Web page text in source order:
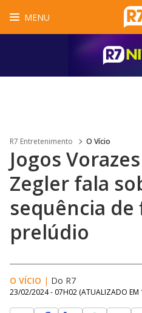
MENU
R7 Entretenimento O Vício
Jogos
Zegler fala
sequência de
prelúdio
O VÍCIO | Do R7
23/02/2024 - 07H02 (ATUALIZADO EM